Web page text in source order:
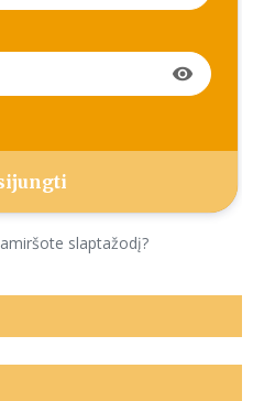
visibility
slaptažodį?